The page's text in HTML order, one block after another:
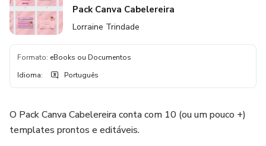
Pack Canva Cabelereira
Lorraine Trindade
Formato: eBooks ou Documentos
Idioma: Português
O Pack Canva Cabelereira conta com 10 (ou um pouco +)
templates prontos e editáveis.